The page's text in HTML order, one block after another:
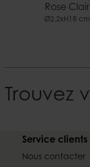
Rose Clair
Ø2,2xH18 cm
Service clients
Nous contacter